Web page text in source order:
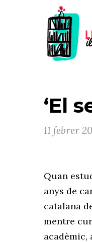
‘El
11 febrer
Quan
anys de
catalana
mentre